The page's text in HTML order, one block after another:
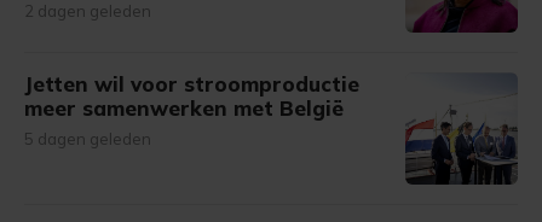
2 dagen geleden
Jetten wil voor stroomproductie
meer samenwerken met België
5 dagen geleden